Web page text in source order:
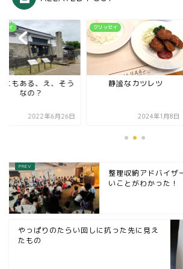
セイ
にもある、え、そう
なの？
2022年6月26日
クリッセイ
静謐なカツレツ
2024年1月8日
整理収納アドバイザ
いことがわかった！
やっぱりのたらい回しに抗った先に見え
たもの